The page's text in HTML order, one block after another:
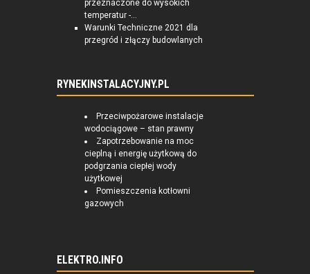
przeznaczone do wysokich
temperatur -...
Warunki Techniczne 2021 dla
przegród i złączy budowlanych
RYNEKINSTALACYJNY.PL
Przeciwpożarowe instalacje
wodociągowe – stan prawny
Zapotrzebowanie na moc
cieplną i energię użytkową do
podgrzania ciepłej wody
użytkowej
Pomieszczenia kotłowni
gazowych
ELEKTRO.INFO